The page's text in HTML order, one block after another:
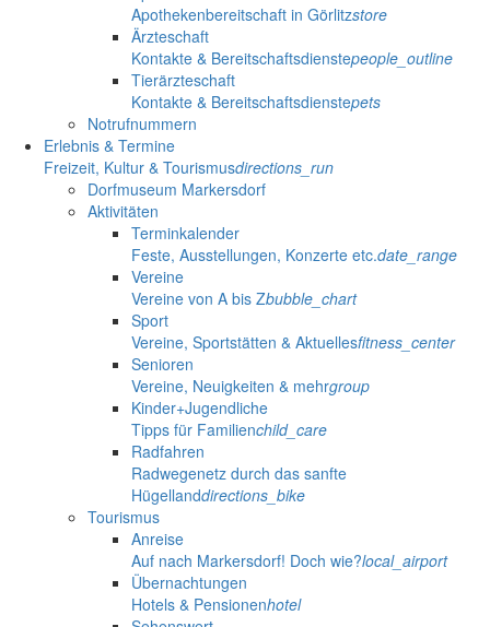
Apothekenbereitschaft in Görlitzstore
Ärzteschaft
Kontakte & Bereitschaftsdienstepeople_outline
Tierärzteschaft
Kontakte & Bereitschaftsdienstepets
Notrufnummern
Erlebnis & Termine
Freizeit, Kultur & Tourismusdirections_run
Dorfmuseum Markersdorf
Aktivitäten
Terminkalender
Feste, Ausstellungen, Konzerte etc.date_range
Vereine
Vereine von A bis Zbubble_chart
Sport
Vereine, Sportstätten & Aktuellesfitness_center
Senioren
Vereine, Neuigkeiten & mehrgroup
Kinder+Jugendliche
Tipps für Familienchild_care
Radfahren
Radwegenetz durch das sanfte
Hügellanddirections_bike
Tourismus
Anreise
Auf nach Markersdorf! Doch wie?local_airport
Übernachtungen
Hotels & Pensionenhotel